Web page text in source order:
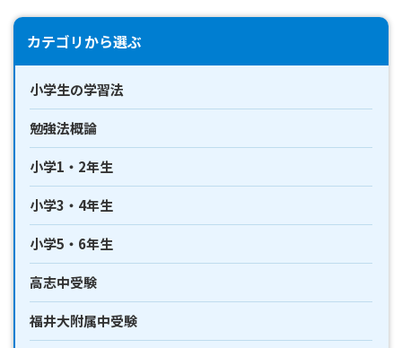
カテゴリから選ぶ
小学生の学習法
勉強法概論
小学1・2年生
小学3・4年生
小学5・6年生
高志中受験
福井大附属中受験